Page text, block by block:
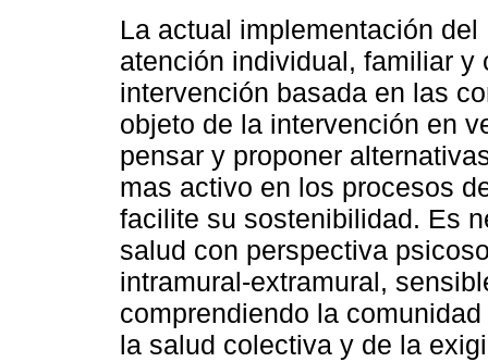
La actual implementación
atención individual, familiar y
intervención basada en las
objeto de la intervención en
pensar y proponer
mas activo en los procesos
facilite su sostenibilidad. Es
salud con perspectiva
intramural-extramural,
comprendiendo la
la salud colectiva y de la